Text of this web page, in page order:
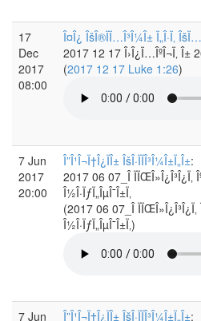
17
Dec
2017
08:00
Î¤Î¿ ÎšÎ®ÏÏ…Î³Î¼Î± Ï„Î·Ï‚
2017 12 17 Î›Î¿Ï…ÎºÎ¬Ï‚ Î±
(2017 12 17 Luke 1:26)
7 Jun
2017
20:00
Î”Î¹Î¬Ï†Î¿ÏÎ± ÎšÎ·ÏÏÎ³Î¼Î±Ï„Î±:
2017 06 07_Î ÏÏŒÎ»Î¿Î³Î¿Ï‚
Î½Î·ÏƒÏ„ÎµÎ¯Î±Ï‚
(2017 06 07_Î ÏÏŒÎ»Î¿Î³Î¿Ï‚
Î½Î·ÏƒÏ„ÎµÎ¯Î±Ï‚)
7 Jun
Î”Î¹Î¬Ï†Î¿ÏÎ± ÎšÎ·ÏÏÎ³Î¼Î±Ï„Î±: